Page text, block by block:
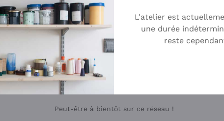
vous voir partir… Ça ne vous a pas échappé, je
! Je comprends très bien que vous ayez envie de faire un
autre manière, mon espace préféré pour échanger avec
Peut-être à bientôt sur ce réseau !
L'atelier est
une durée
reste